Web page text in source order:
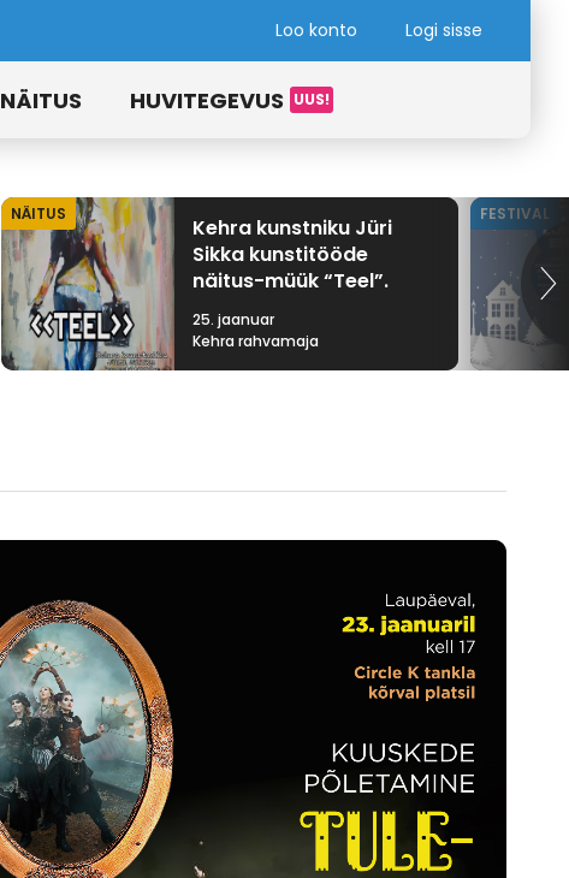
Loo konto Logi sisse
NÄITUS HUVITEGEVUS
NÄITUS
Kehra kunstniku Jüri
Sikka kunstitööde
näitus-müük “Teel”.
25. jaanuar
Kehra rahvamaja
FESTIVAL